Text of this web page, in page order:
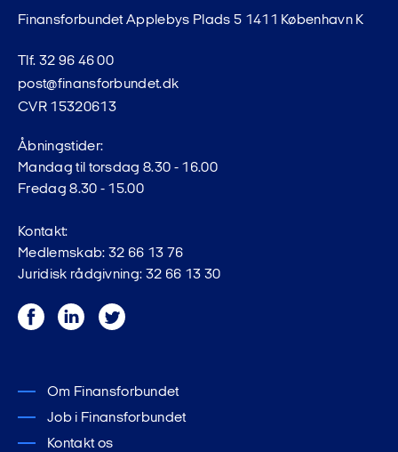
Finansforbundet Applebys Plads 5 1411 København K
Tlf. 32 96 46 00
post@finansforbundet.dk
CVR 15320613
Åbningstider:
Mandag til torsdag 8.30 - 16.00
Fredag 8.30 - 15.00
Kontakt:
Medlemskab: 32 66 13 76
Juridisk rådgivning: 32 66 13 30
FacebookLinkedInTwitter
Om Finansforbundet
Job i Finansforbundet
Kontakt os